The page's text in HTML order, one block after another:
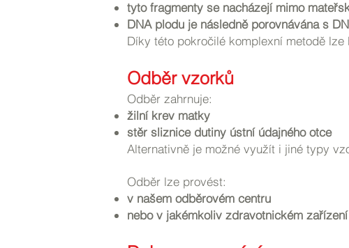
tyto fragmenty se nacházejí mimo
DNA plodu je následně porovnávána s
Díky této pokročilé komplexní metodě
Odběr vzorků
Odběr zahrnuje:
žilní krev matky
stěr sliznice dutiny ústní údajného otce
Alternativně je možné využít i jiné typy
Odběr lze provést:
v našem odběrovém centru
nebo v jakémkoliv zdravotnickém